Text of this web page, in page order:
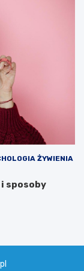
ŻYWIENIA
i sposoby